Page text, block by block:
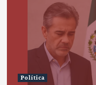
Política